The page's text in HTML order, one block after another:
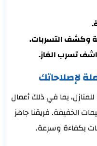
وكشف التسربات.
تسرب الغاز.
بما في ذلك أعمال
الخفيفة. فريقنا جاهز
بكفاءة وسرعة.